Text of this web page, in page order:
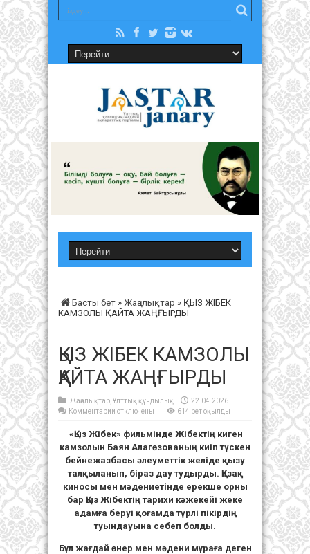
Басты бет » Жаңалықтар » ҚЫЗ ЖІБЕК
КАМЗОЛЫ ҚАЙТА ЖАҢҒЫРДЫ
ҚЫЗ ЖІБЕК КАМЗОЛЫ
ҚАЙТА ЖАҢҒЫРДЫ
Жаңалықтар Ұлттық құндылық
22.04.2026
Комментарии к
ЖІБЕК
КАМЗОЛЫ
ҚАЙТА
ЖАҢҒЫРДЫ
отключены 614 рет оқылды
«Қыз Жібек» фильмінде Жібектің киген
камзолын Баян Алагөзованың киіп түскен
бейнежазбасы әлеуметтік желіде қызу
талқыланып, біраз дау тудырды. Қазақ
киносы мен мәдениетінде ерекше орны
бар Қыз Жібектің тарихи кәжекейі жеке
адамға беруі қоғамда түрлі пікірдің
туындауына себеп болды.
Бұл жағдай өнер мен мәдени мұраға деген